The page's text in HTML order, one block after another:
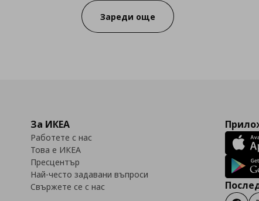
Зареди още
За ИКЕА
Работете с нас
Това е ИКЕА
Пресцентър
Най-често задавани въпроси
Свържете се с нас